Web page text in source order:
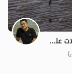
استئجار فيلا مع مسبح سبا في چالوس مع إطلالات على البحر